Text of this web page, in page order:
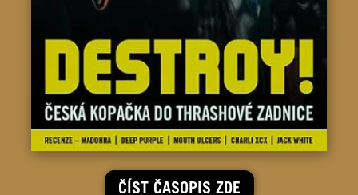
ČÍST ČASOPIS ZDE